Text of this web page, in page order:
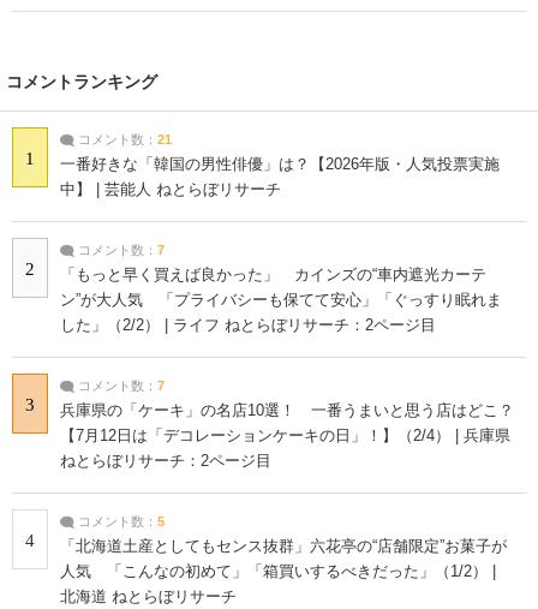
コメントランキング
1
コメント数： 21
一番好きな「韓国の男性俳優」は？【2026年版・人気投票実施
中】 | 芸能人 ねとらぼリサーチ
2
コメント数： 7
「もっと早く買えば良かった」 カインズの“車内遮光カーテ
ン”が大人気 「プライバシーも保てて安心」「ぐっすり眠れま
した」（2/2） | ライフ ねとらぼリサーチ：2ページ目
3
コメント数： 7
兵庫県の「ケーキ」の名店10選！ 一番うまいと思う店はどこ？
【7月12日は「デコレーションケーキの日」！】（2/4） | 兵庫県
ねとらぼリサーチ：2ページ目
4
コメント数： 5
「北海道土産としてもセンス抜群」六花亭の“店舗限定”お菓子が
人気 「こんなの初めて」「箱買いするべきだった」（1/2） |
北海道 ねとらぼリサーチ